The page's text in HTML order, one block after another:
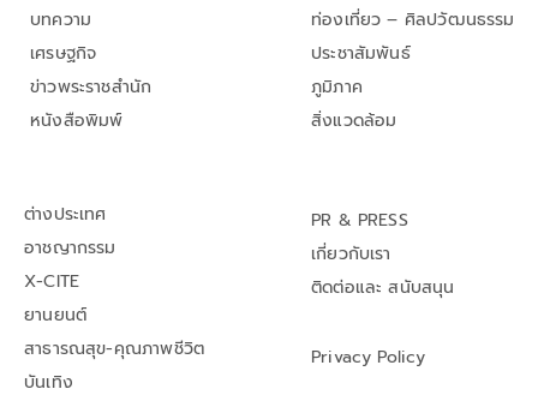
บทความ
เศรษฐกิจ
ข่าวพระราชสำนัก
หนังสือพิมพ์
ท่องเที่ยว – ศิลปวัฒนธรรม
ประชาสัมพันธ์
ภูมิภาค
สิ่งแวดล้อม
ต่างประเทศ
อาชญากรรม
X-CITE
ยานยนต์
สาธารณสุข-คุณภาพชีวิต
บันเทิง
PR & PRESS
เกี่ยวกับเรา
ติดต่อและ สนับสนุน
Privacy Policy